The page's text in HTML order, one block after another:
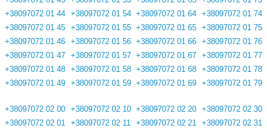
+38097072 01 44
+38097072 01 45
+38097072 01 46
+38097072 01 47
+38097072 01 48
+38097072 01 49
+38097072 01 54
+38097072 01 55
+38097072 01 56
+38097072 01 57
+38097072 01 58
+38097072 01 59
+38097072 01 64
+38097072 01 65
+38097072 01 66
+38097072 01 67
+38097072 01 68
+38097072 01 69
+38097072 01 74
+38097072 01 75
+38097072 01 76
+38097072 01 77
+38097072 01 78
+38097072 01 79
+38097072 02 00
+38097072 02 01
+38097072 02 10
+38097072 02 11
+38097072 02 20
+38097072 02 21
+38097072 02 30
+38097072 02 31